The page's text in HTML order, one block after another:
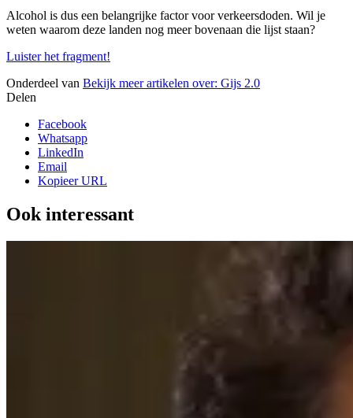
Alcohol is dus een belangrijke factor voor verkeersdoden. Wil je
weten waarom deze landen nog meer bovenaan die lijst staan?
Luister het fragment!
Onderdeel van Bekijk meer artikelen over: Gijs 2.0
Delen
Facebook
Whatsapp
LinkedIn
Email
Kopieer URL
Ook interessant